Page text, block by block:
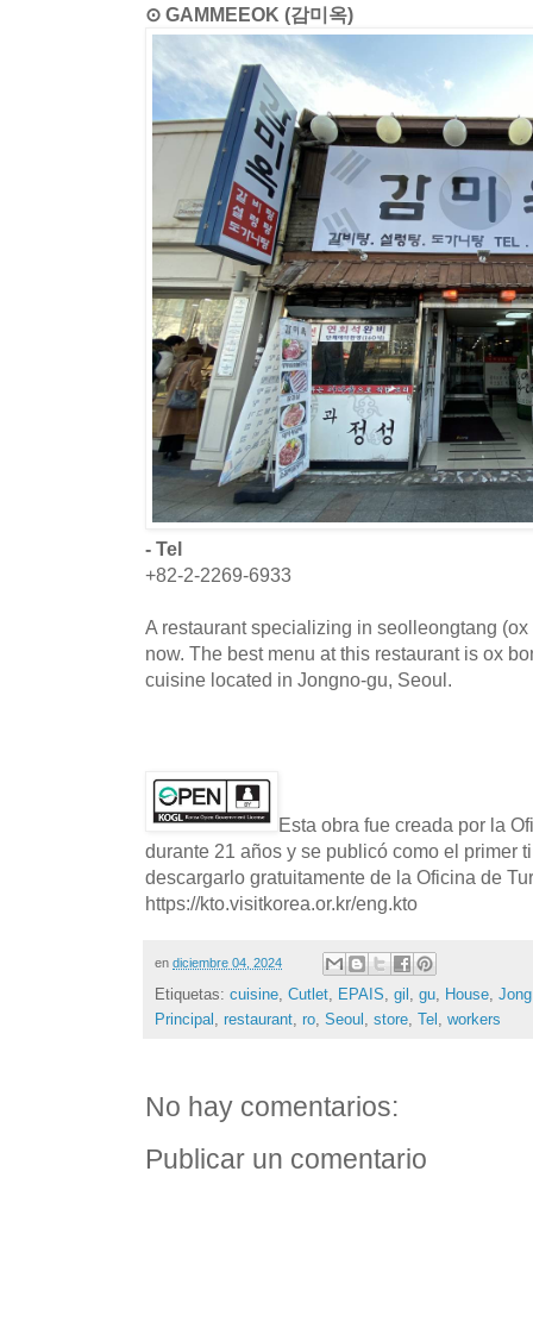
⊙ GAMMEEOK (감미옥)
- Tel
+82-2-2269-6933
A restaurant specializing in seolleongtang
now. The best menu at this restaurant is ox
cuisine located in Jongno-gu, Seoul.
Esta obra fue creada por la
durante 21 años y se publicó como el primer
descargarlo gratuitamente de la Oficina de
https://kto.visitkorea.or.kr/eng.kto
en diciembre 04, 2024
Etiquetas: cuisine Cutlet EPAIS gil gu House Jong
Principal
restaurant ro Seoul store Tel workers
No hay comentarios:
Publicar un comentario